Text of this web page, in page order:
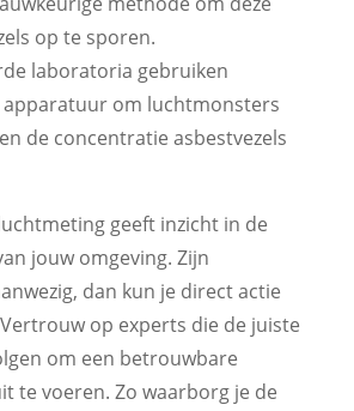
op te sporen.
laboratoria gebruiken
apparatuur om luchtmonsters
de concentratie asbestvezels
geeft inzicht in de
jouw omgeving. Zijn
dan kun je direct actie
op experts die de juiste
om een betrouwbare
te voeren. Zo waarborg je de